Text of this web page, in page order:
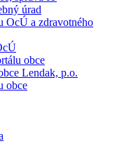
úrad
OcÚ a zdravotného
obce
Lendak, p.o.
obce